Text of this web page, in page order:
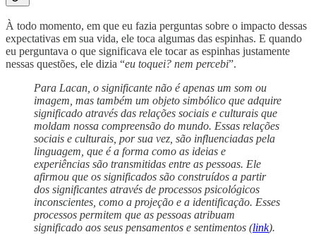
À todo momento, em que eu fazia perguntas sobre o impacto dessas
expectativas em sua vida, ele toca algumas das espinhas. E quando
eu perguntava o que significava ele tocar as espinhas justamente
nessas questões, ele dizia “eu toquei? nem percebi”.
Para Lacan, o significante não é apenas um som ou
imagem, mas também um objeto simbólico que adquire
significado através das relações sociais e culturais que
moldam nossa compreensão do mundo. Essas relações
sociais e culturais, por sua vez, são influenciadas pela
linguagem, que é a forma como as ideias e
experiências são transmitidas entre as pessoas. Ele
afirmou que os significados são construídos a partir
dos significantes através de processos psicológicos
inconscientes, como a projeção e a identificação. Esses
processos permitem que as pessoas atribuam
significado aos seus pensamentos e sentimentos (link).